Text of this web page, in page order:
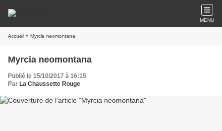
MENU
Accueil » Myrcia neomontana
Myrcia neomontana
Publié le 15/10/2017 à 16:15
Par La Chaussette Rouge